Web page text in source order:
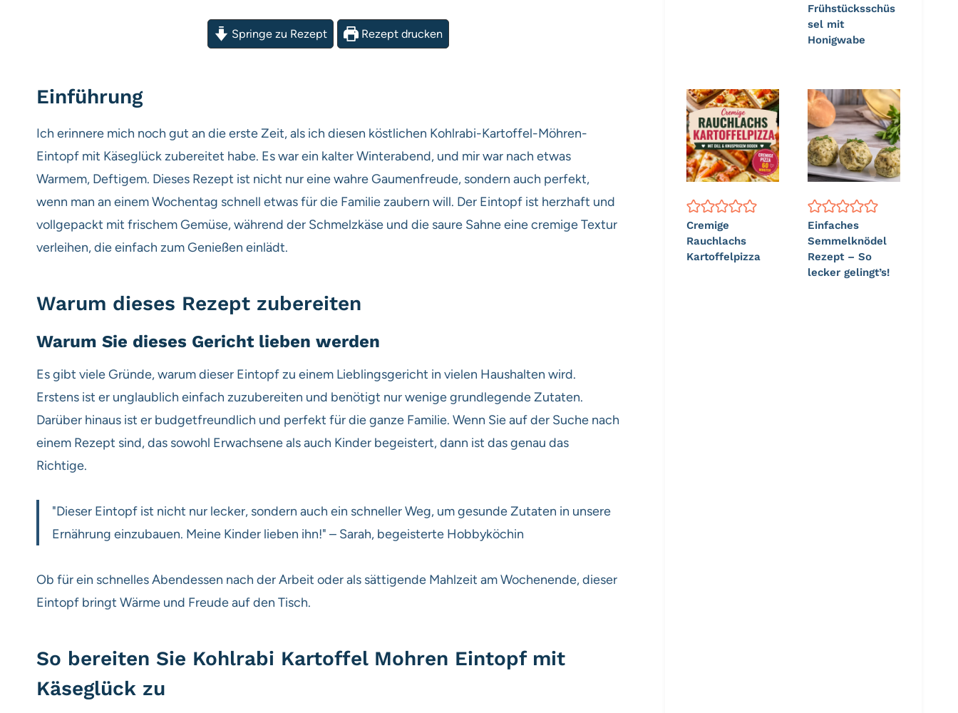
Springe zu Rezept Rezept drucken
Einführung
Ich erinnere mich noch gut an die erste Zeit, als ich diesen köstlichen Kohlrabi-Kartoffel-Möhren-
Eintopf mit Käseglück zubereitet habe. Es war ein kalter Winterabend, und mir war nach etwas
Warmem, Deftigem. Dieses Rezept ist nicht nur eine wahre Gaumenfreude, sondern auch perfekt,
wenn man an einem Wochentag schnell etwas für die Familie zaubern will. Der Eintopf ist herzhaft und
vollgepackt mit frischem Gemüse, während der Schmelzkäse und die saure Sahne eine cremige Textur
verleihen, die einfach zum Genießen einlädt.
Warum dieses Rezept zubereiten
Warum Sie dieses Gericht lieben werden
Es gibt viele Gründe, warum dieser Eintopf zu einem Lieblingsgericht in vielen Haushalten wird.
Erstens ist er unglaublich einfach zuzubereiten und benötigt nur wenige grundlegende Zutaten.
Darüber hinaus ist er budgetfreundlich und perfekt für die ganze Familie. Wenn Sie auf der Suche nach
einem Rezept sind, das sowohl Erwachsene als auch Kinder begeistert, dann ist das genau das
Richtige.
"Dieser Eintopf ist nicht nur lecker, sondern auch ein schneller Weg, um gesunde Zutaten in unsere
Ernährung einzubauen. Meine Kinder lieben ihn!" – Sarah, begeisterte Hobbyköchin
Ob für ein schnelles Abendessen nach der Arbeit oder als sättigende Mahlzeit am Wochenende, dieser
Eintopf bringt Wärme und Freude auf den Tisch.
So bereiten Sie Kohlrabi Kartoffel Mohren Eintopf mit
Käseglück zu
Frühstücksschüs
sel mit
Honigwabe
Cremige
Rauchlachs
Kartoffelpizza
Einfaches
Semmelknödel
Rezept – So
lecker gelingt’s!